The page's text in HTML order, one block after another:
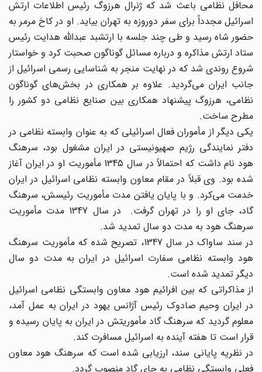
محافل نظامی باعث شد که ژنرال هرزوگ رئیس اطلاعات ارتش
اسرائیل مجدداً برای سفر دوروزه به تهران بیاید. او در کاخ مرمر به
حضور شاه رسید و طی چند جلسه با ارتشبد عبدالله هدایت رئیس
ستاد ارتش مذاکره و درباره مسائل گوناگون صحبت کرد و خواستار
شروع روندی شد که در نهایت منجر به شناسایی رسمی اسرائیل از
جانب ایران می‌گردید. علاوه بر همکاری در بخش‌های گوناگون
نظامی، هرزوگ پیشنهاد همکاری بین صنایع نظامی دو کشور را
مطرح ساخت.
یکی دیگر از مأموران فعال اسرائیلی که به عنوان وابسته نظامی در
دفتر نمایندگی رژیم صهیونیستی در ایران مشغول بود، سرهنگ
هود نام داشت که احتمالاً در سال 1345 مأموریت او در ایران آغاز
شده بود. وی قبلاً در مقام معاون وابسته نظامی اسرائیل در ایران
خدمت می‌کرد. و با پایان یافتن مدت مأموریت رئیسش، سرهنگ
گاد، جای او را در تهران گرفت. در سال 1347 مدت مأموریت
سرهنگ هود به مدت دو سال تمدید شد.
در سند ساواک در سال 1347، تصریح شده که مأموریت سرهنگ
هود وابسته نظامی سفارت اسرائیل در ایران به مدت دو سال
دیگر تمدید شده است.
از مذاکراتی که بین افرائیم هود معاون وابستگی نظامی اسرائیل
در ایران وحیم صادوک رئیس آژانس یهود در ایران به عمل آمد،
معلوم گردید که سرهنگ گاد مأموریتش در ایران به پایان رسیده و
قرار است تا هفته آینده به اسرائیل مسافرت کند.
در نظریه پایانی سند، ارزیابی شده است که سرهنگ هود معاون
فعلی وابستگی نظامی به جای گاد منصوب گردد.